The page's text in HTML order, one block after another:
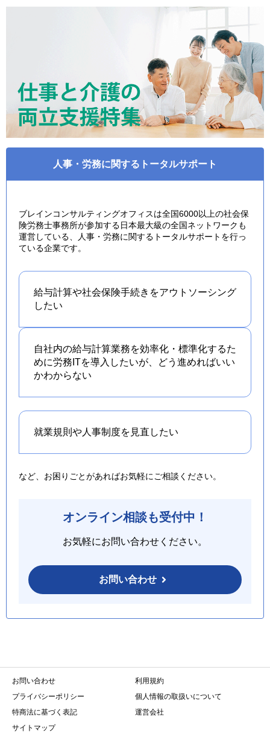
人事・労務に関するトータルサポート
ブレインコンサルティングオフィスは全国6000以上の社会保
険労務士事務所が参加する日本最大級の全国ネットワークも
運営している、人事・労務に関するトータルサポートを行っ
ている企業です。
給与計算や社会保険手続きをアウトソーシング
したい
自社内の給与計算業務を効率化・標準化するた
めに労務ITを導入したいが、どう進めればいい
かわからない
就業規則や人事制度を 見直したい
など、お困りごとがあればお気軽にご相談ください。
オンライン相談も受付中！
お気軽にお問い合わせください。
お問い合わせ
お問い合わせ
利用規約
プライバシーポリシー
個人情報の取扱いについて
特商法に基づく表記
運営会社
サイトマップ